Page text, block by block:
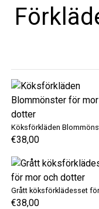
€38,00
€38,00